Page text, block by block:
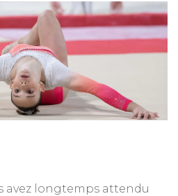
avez longtemps attendu